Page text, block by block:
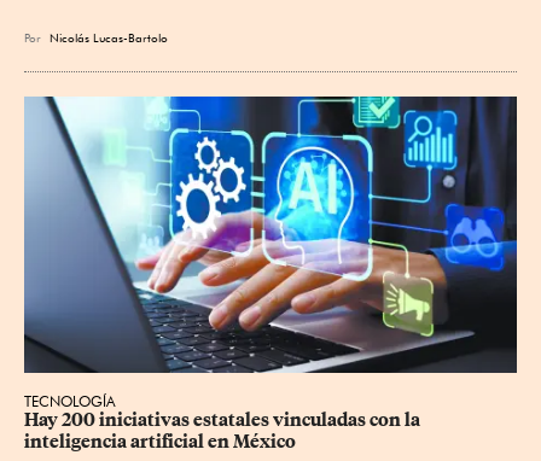
Por Nicolás Lucas-Bartolo
TECNOLOGÍA
Hay 200 iniciativas estatales vinculadas con la
inteligencia artificial en México